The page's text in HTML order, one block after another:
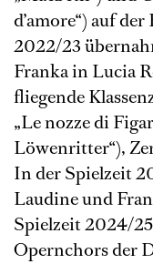
d’amore“) auf
2022/23
Franka in Lucia
fliegende
„Le nozze di
Löwenritter“),
In der Spielzeit
Laudine und
Spielzeit 2024/
Opernchors der